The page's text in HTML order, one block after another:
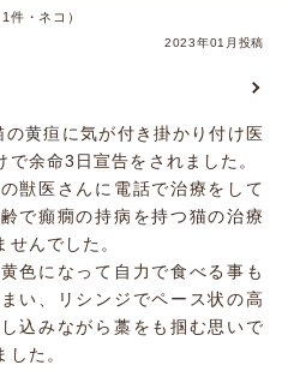
件・ネコ）
2023年01月投稿
黄疸に気が付き掛かり付け医
余命3日宣告をされました。
獣医さんに電話で治療をして
で癲癇の持病を持つ猫の治療
んでした。
色になって自力で食べる事も
い、リシンジでペース状の高
込みながら藁をも掴む思いで
た。